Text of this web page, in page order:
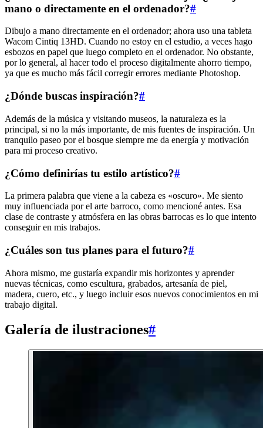
mano o directamente en el ordenador?#
Dibujo a mano directamente en el ordenador; ahora uso una tableta
Wacom Cintiq 13HD. Cuando no estoy en el estudio, a veces hago
esbozos en papel que luego completo en el ordenador. No obstante,
por lo general, al hacer todo el proceso digitalmente ahorro tiempo,
ya que es mucho más fácil corregir errores mediante Photoshop.
¿Dónde buscas inspiración?#
Además de la música y visitando museos, la naturaleza es la
principal, si no la más importante, de mis fuentes de inspiración. Un
tranquilo paseo por el bosque siempre me da energía y motivación
para mi proceso creativo.
¿Cómo definirías tu estilo artístico?#
La primera palabra que viene a la cabeza es «oscuro». Me siento
muy influenciada por el arte barroco, como mencioné antes. Esa
clase de contraste y atmósfera en las obras barrocas es lo que intento
conseguir en mis trabajos.
¿Cuáles son tus planes para el futuro?#
Ahora mismo, me gustaría expandir mis horizontes y aprender
nuevas técnicas, como escultura, grabados, artesanía de piel,
madera, cuero, etc., y luego incluir esos nuevos conocimientos en mi
trabajo digital.
Galería de ilustraciones#